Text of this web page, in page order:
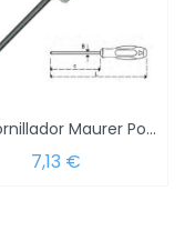
Destornillador Maurer Pozidriv 0x 60 mm.
7,13 €